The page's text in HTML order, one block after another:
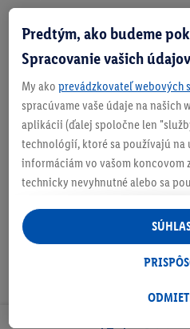
Zistite svoju veľkosť
O produkte
Predtým, ako budeme
Spracovanie vašich údajov
My ako prevádzkovateľ webových
spracúvame vaše údaje na našich
aplikácii (ďalej spoločne len
technológií, ktoré sa používajú na
informáciám vo vašom koncovom
technicky nevyhnutné alebo sa
personalizovanú reklamu v rámci
ste účastníkom programu Lidl
aj údaje z vášho nákupného
následne si vytvoríte účet Lidl